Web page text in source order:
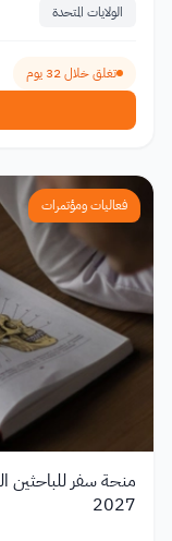
الولايات المتحدة
تغلق خلال 32 يوم
فعاليات ومؤتمرات
منحة سفر للباحثين
2027